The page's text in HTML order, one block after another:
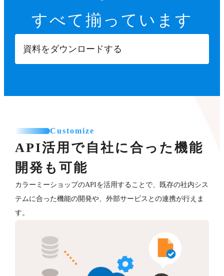
すべて揃っています
資料をダウンロードする
Customize
API活用で自社に合った機能
開発も可能
カラーミーショップのAPIを活用することで、既存の社内シス
テムに合った機能の開発や、外部サービスとの連携が行えま
す。